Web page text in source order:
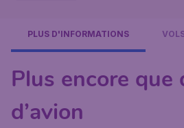
PLUS D'INFORMATIONS
Plus encore que
d’avion